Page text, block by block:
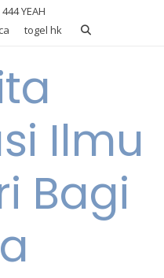
YEAH
togel hk
Ilmu
Bagi